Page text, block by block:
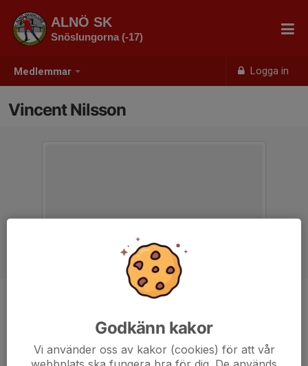
Medlemmar Logga in
ALNÖ SK
Snöslungorna (-17)
Vincent Nilsson
Godkänn kakor
Vi använder oss av kakor (cookies) för att vår